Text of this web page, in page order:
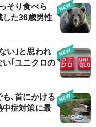
そり食べら
た36歳男性
い｣と思われ
｢ユニクロの
､首にかける
症対策に最